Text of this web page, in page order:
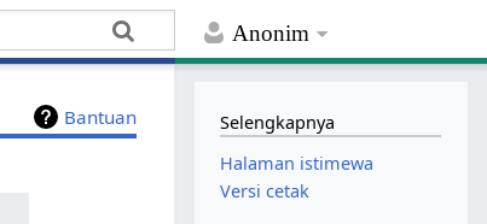
Anonim
Bantuan
Selengkapnya
Halaman istimewa
Versi cetak